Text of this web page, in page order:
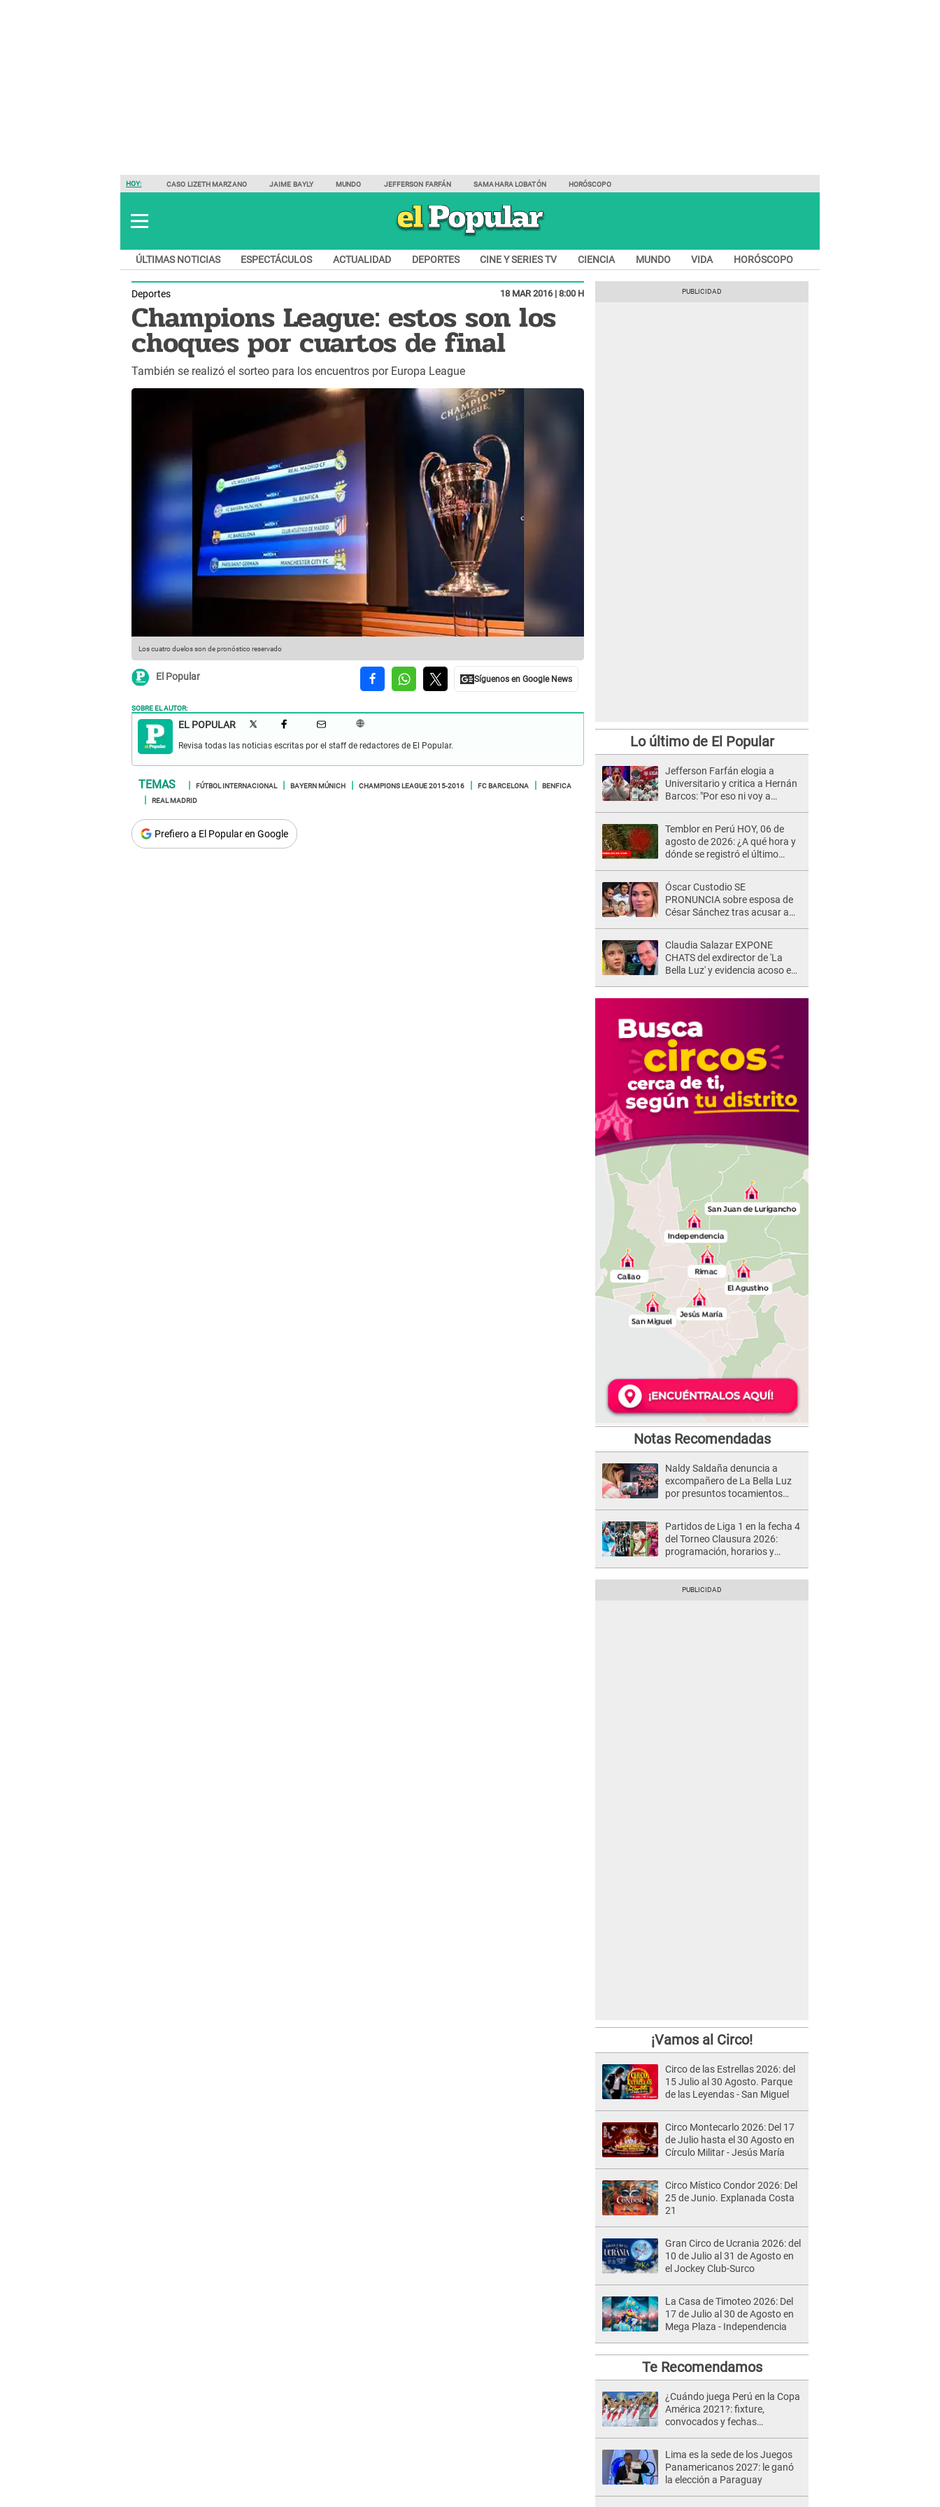
HOY: CASO LIZETH MARZANO JAIME BAYLY MUNDO JEFFERSON FARFÁN SAMAHARA LOBATÓN HORÓSCOPO
ÚLTIMAS NOTICIAS ESPECTÁCULOS ACTUALIDAD DEPORTES CINE Y SERIES TV CIENCIA MUNDO VIDA HORÓSCOPO
Deportes 18 MAR 2016 | 8:00 H
Champions League: estos son los
choques por cuartos de final
También se realizó el sorteo para los encuentros por Europa League
Los cuatro duelos son de pronóstico reservado
El Popular
SOBRE EL AUTOR:
EL POPULAR
Revisa todas las noticias escritas por el staff de redactores de El Popular.
FÚTBOL INTERNACIONAL BAYERN MÚNICH CHAMPIONS LEAGUE 2015-2016 FC BARCELONA
BENFICA
REAL MADRID
Prefiero a El Popular en Google
Lo último de El Popular
Jefferson Farfán elogia a
Universitario y critica a Hernán
Barcos: "Por eso ni voy a
Temblor en Perú HOY, 06 de
agosto de 2026: ¿A qué hora y
dónde se registró el último
Óscar Custodio SE
PRONUNCIA sobre esposa de
César Sánchez tras acusar a
de la justicia"
Claudia Salazar EXPONE
CHATS del exdirector de 'La
Bella Luz' y evidencia acoso e
Notas Recomendadas
Naldy Saldaña denuncia a
excompañero de La Bella Luz
por presuntos tocamientos
Partidos de Liga 1 en la fecha 4
del Torneo Clausura 2026:
programación, horarios y
¡Vamos al Circo!
Circo de las Estrellas 2026: del
15 Julio al 30 Agosto. Parque
de las Leyendas - San Miguel
Circo Montecarlo 2026: Del 17
de Julio hasta el 30 Agosto en
Círculo Militar - Jesús María
Circo Místico Condor 2026: Del
25 de Junio. Explanada Costa
21
Gran Circo de Ucrania 2026: del
10 de Julio al 31 de Agosto en
el Jockey Club-Surco
La Casa de Timoteo 2026: Del
17 de Julio al 30 de Agosto en
Mega Plaza - Independencia
Te Recomendamos
¿Cuándo juega Perú en la Copa
América 2021?: fixture,
convocados y fechas
Lima es la sede de los Juegos
Panamericanos 2027: le ganó
la elección a Paraguay